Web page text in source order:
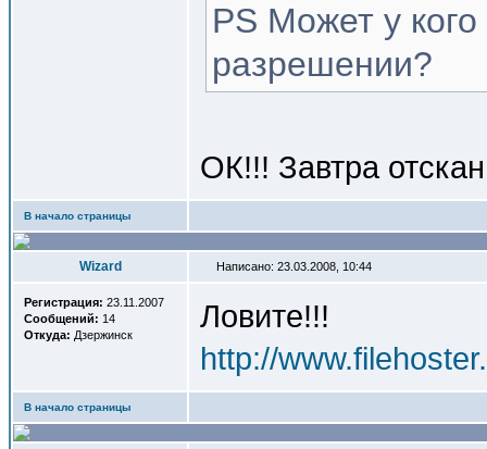
PS Может у
разрешении?
ОК!!! Завтра
В начало страницы
Wizard Написано: 23.03.2008, 10:44
Регистрация: 23.11.2007
Сообщений: 14
Откуда: Дзержинск
Ловите!!!
http://
В начало страницы